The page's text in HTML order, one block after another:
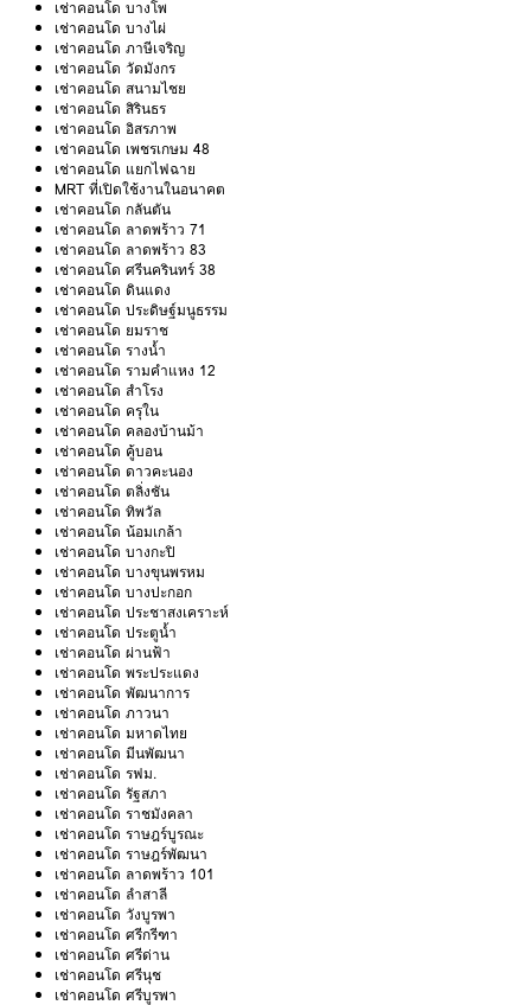
เช่าคอนโด บางโพ
เช่าคอนโด บางไผ่
เช่าคอนโด ภาษีเจริญ
เช่าคอนโด วัดมังกร
เช่าคอนโด สนามไชย
เช่าคอนโด สิรินธร
เช่าคอนโด อิสรภาพ
เช่าคอนโด เพชรเกษม 48
เช่าคอนโด แยกไฟฉาย
MRT ที่เปิดใช้งานในอนาคต
เช่าคอนโด กลันตัน
เช่าคอนโด ลาดพร้าว 71
เช่าคอนโด ลาดพร้าว 83
เช่าคอนโด ศรีนครินทร์ 38
เช่าคอนโด ดินแดง
เช่าคอนโด ประดิษฐ์มนูธรรม
เช่าคอนโด ยมราช
เช่าคอนโด รางน้ำ
เช่าคอนโด รามคำแหง 12
เช่าคอนโด สำโรง
เช่าคอนโด ครุใน
เช่าคอนโด คลองบ้านม้า
เช่าคอนโด คู้บอน
เช่าคอนโด ดาวคะนอง
เช่าคอนโด ตลิ่งชัน
เช่าคอนโด ทิพวัล
เช่าคอนโด น้อมเกล้า
เช่าคอนโด บางกะปิ
เช่าคอนโด บางขุนพรหม
เช่าคอนโด บางปะกอก
เช่าคอนโด ประชาสงเคราะห์
เช่าคอนโด ประตูน้ำ
เช่าคอนโด ผ่านฟ้า
เช่าคอนโด พระประแดง
เช่าคอนโด พัฒนาการ
เช่าคอนโด ภาวนา
เช่าคอนโด มหาดไทย
เช่าคอนโด มีนพัฒนา
เช่าคอนโด รฟม.
เช่าคอนโด รัฐสภา
เช่าคอนโด ราชมังคลา
เช่าคอนโด ราษฎร์บูรณะ
เช่าคอนโด ราษฎร์พัฒนา
เช่าคอนโด ลาดพร้าว 101
เช่าคอนโด ลำสาลี
เช่าคอนโด วังบูรพา
เช่าคอนโด ศรีกรีฑา
เช่าคอนโด ศรีด่าน
เช่าคอนโด ศรีนุช
เช่าคอนโด ศรีบูรพา